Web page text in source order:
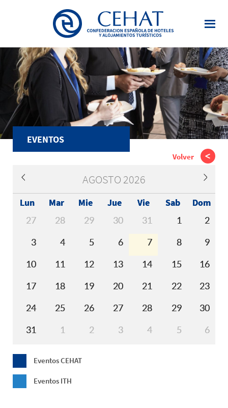
principal
EVENTOS
Volver
AGOSTO 2026
Lun Mar Mie Jue Vie Sab Dom
27 28 29 30 31 1 2
3 4 5 6 7 8 9
10 11 12 13 14 15 16
17 18 19 20 21 22 23
24 25 26 27 28 29 30
31 1 2 3 4 5 6
Eventos CEHAT
Eventos ITH